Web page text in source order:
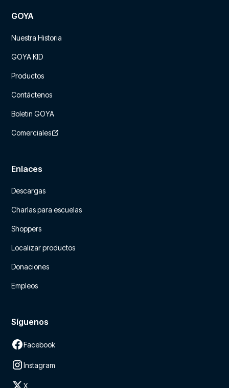
GOYA
Nuestra Historia
GOYA KID
Productos
Contáctenos
Boletin GOYA
Comerciales
Enlaces
Descargas
Charlas para escuelas
Shoppers
Localizar productos
Donaciones
Empleos
Síguenos
Facebook
Instagram
X